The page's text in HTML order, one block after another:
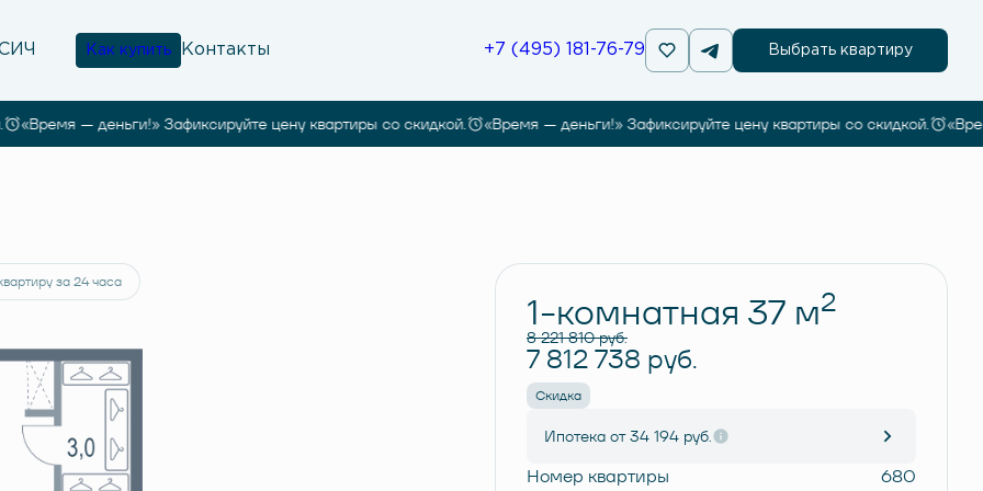
— деньги!» Зафиксируйте цену квартиры со скидкой. «Время — деньги!» Зафиксируйте цену квартиры со скидкой. «Время
Как купить Контакты +7 (495) 181-76-79 Выбрать квартиру
за 24 часа
1-комнатная 37 м2
8 221 810 руб.
7 812 738 руб.
Скидка
Ипотека от 34 194 руб.
Номер квартиры 680